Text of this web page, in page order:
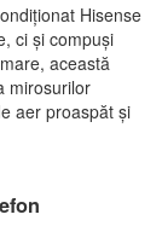
Hisense
ci și compuși
această
mirosurilor
aer proaspăt și